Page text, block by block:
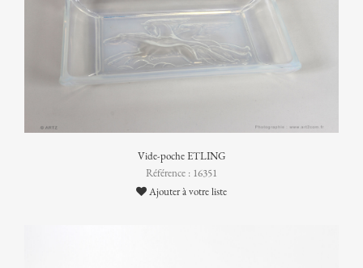
Vide-poche ETLING
Référence : 16351
Ajouter à votre liste